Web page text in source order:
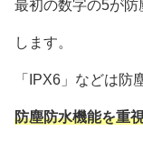
最初の数字の5が
します。
「IPX6」などは防
防塵防水機能を重